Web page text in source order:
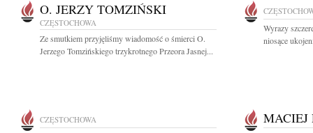
O. JERZY TOMZIŃSKI
CZĘSTOCHOWA
Ze smutkiem przyjęliśmy wiadomość o śmierci O.
Jerzego Tomzińskiego trzykrotnego Przeora Jasnej...
Wyrazy
niosące
CZĘSTOCHOWA MACIEJ